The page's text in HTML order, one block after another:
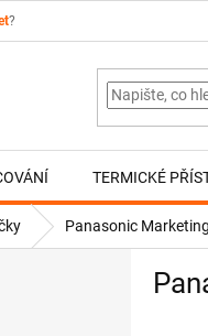
?
TERMICKÉ
Panasonic